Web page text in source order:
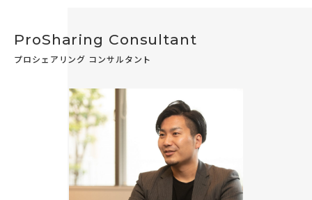
ProSharing Consultant
プロシェアリング コンサルタント